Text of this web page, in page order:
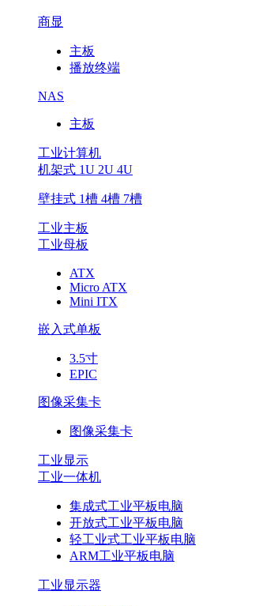
商显
主板
播放终端
NAS
主板
工业计算机
机架式 1U 2U 4U
壁挂式 1槽 4槽 7槽
工业主板
工业母板
ATX
Micro ATX
Mini ITX
嵌入式单板
3.5寸
EPIC
图像采集卡
图像采集卡
工业显示
工业一体机
集成式工业平板电脑
开放式工业平板电脑
轻工业式工业平板电脑
ARM工业平板电脑
工业显示器